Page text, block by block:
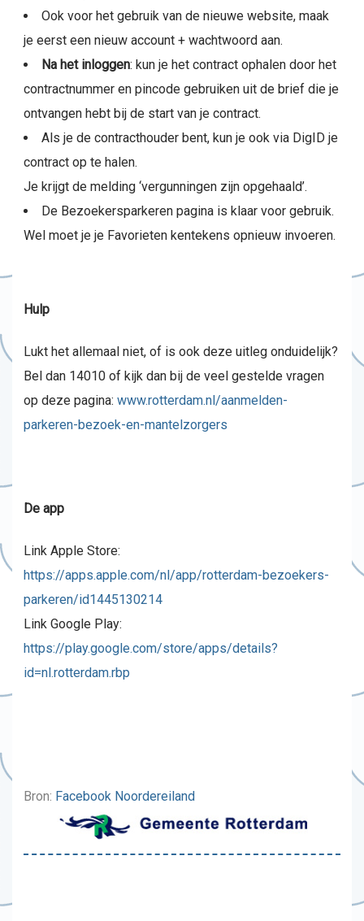
Ook voor het gebruik van de nieuwe website, maak
je eerst een nieuw account + wachtwoord aan.
Na het inloggen: kun je het contract ophalen door het
contractnummer en pincode gebruiken uit de brief die je
ontvangen hebt bij de start van je contract.
Als je de contracthouder bent, kun je ook via DigID je
contract op te halen.
Je krijgt de melding ‘vergunningen zijn opgehaald’.
De Bezoekersparkeren pagina is klaar voor gebruik.
Wel moet je je Favorieten kentekens opnieuw invoeren.
Hulp
Lukt het allemaal niet, of is ook deze uitleg onduidelijk?
Bel dan 14010 of kijk dan bij de veel gestelde vragen
op deze pagina: www.rotterdam.nl/aanmelden-
parkeren-bezoek-en-mantelzorgers
De app
Link Apple Store:
https://apps.apple.com/nl/app/rotterdam-bezoekers-
parkeren/id1445130214
Link Google Play:
https://play.google.com/store/apps/details?
id=nl.rotterdam.rbp
Bron: Facebook Noordereiland